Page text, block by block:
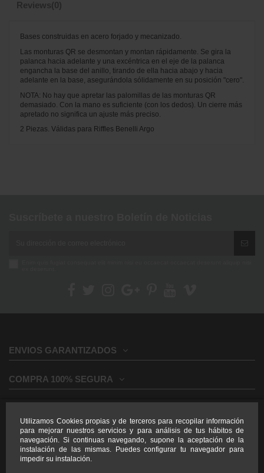
Utilizamos Cookies propias y de terceros para recopilar información
para mejorar nuestros servicios y para análisis de tus hábitos de
navegación. Si continuas navegando, supone la aceptación de la
instalación de las mismas. Puedes configurar tu navegador para
impedir su instalación.
Reviews(0)
Bases construidas en acero forjado y mecanizado.
Las monturas QR se desmontan y montan rápidamente. Se gira la
palanca hacia adelante y una excéntrica en el eje de la palanca
engancha la base del anillo, tirando de ella hacia abajo y hacia
adelante en la base, asegurándola sólidamente en su posición "cero".
NOTA: No hay que apretar las palomillas de las monturas QR
demasiado. Con la mano es suficiente (con los dedos). Un cierre más
apretado no significa un ajuste más preciso.
2 Piezas. Válidas para Riffles Benelli Argo
ENVIOS GARANTIZADOS
COMPRA 100% SEGURA
INFORMACION LEGAL